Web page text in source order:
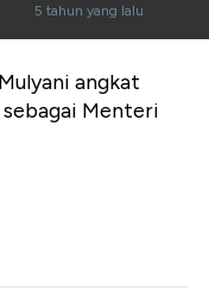
Jelas
5 tahun yang lalu
angkat
Menteri